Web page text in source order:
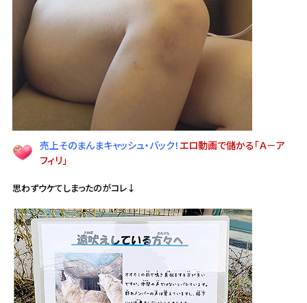
売上そのまんまキャッシュ・バック！ エロ動画で儲かる「Ａ－ア
フィリ」
思わずウケてしまったのがコレ↓